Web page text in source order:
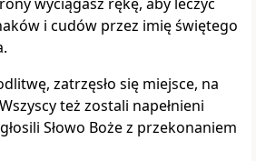
i cudów przez imię świętego
zatrzęsło się miejsce, na
też zostali napełnieni
Słowo Boże z przekonaniem